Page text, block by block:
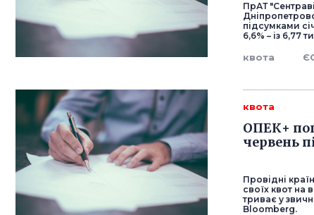
ПрАТ
підсумками
6,6% – із 6,77
квота
квота
ОПЕК+
червень
Провідні
своїх квот на
триває у
Bloomberg.